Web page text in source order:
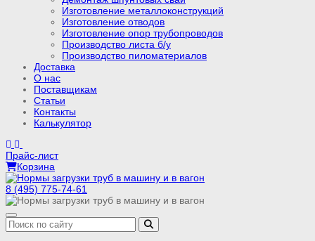
Изготовление металлоконструкций
Изготовление отводов
Изготовление опор трубопроводов
Производство листа б/у
Производство пиломатериалов
Доставка
О нас
Поставщикам
Статьи
Контакты
Калькулятор
Прайс-лист
Корзина
8 (495) 775-74-61